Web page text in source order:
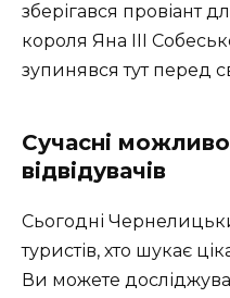
зберігався провіант
короля Яна ІІІ
зупинявся тут перед
Сучасні
відвідувачів
Сьогодні
туристів, хто шукає
Ви можете